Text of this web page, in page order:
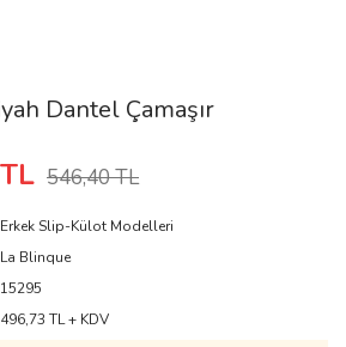
Dantel Çamaşır
546,40 TL
Erkek Slip-Külot Modelleri
La Blinque
15295
496,73 TL + KDV